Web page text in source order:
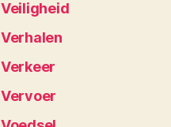
Veiligheid
Verhalen
Verkeer
Vervoer